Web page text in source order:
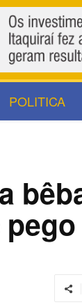
POLITICA